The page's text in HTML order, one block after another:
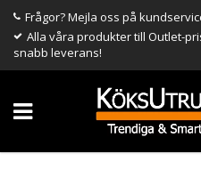
Frågor? Mejla oss på
Alla våra produkter till Outlet-
snabb leverans!